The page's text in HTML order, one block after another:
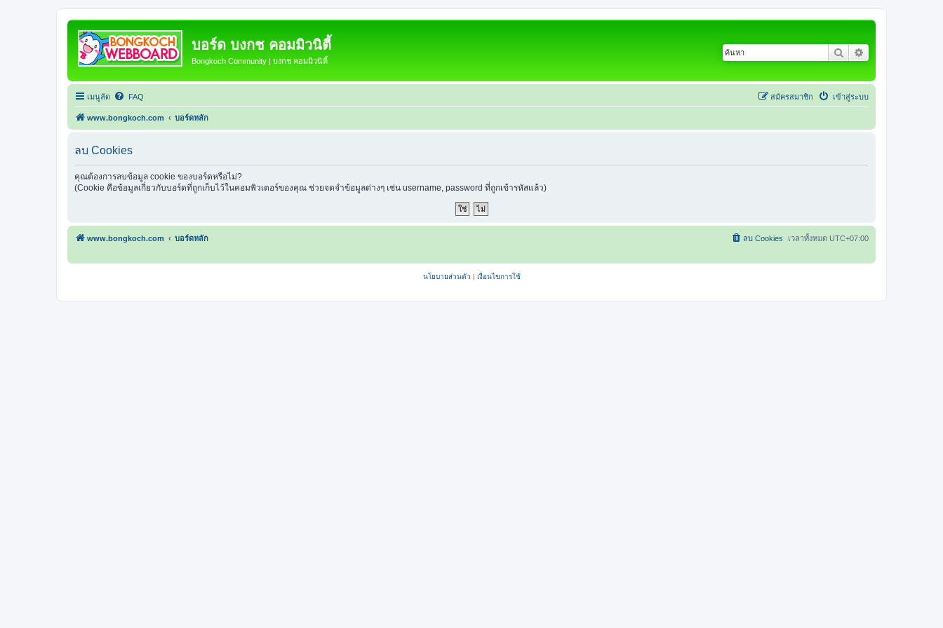
บอร์ด บงกช คอมมิวนิตี้
Bongkoch Community | บงกช คอมมิวนิตี้
ค้นหา
เมนูลัด FAQ เข้าสู่ระบบ
สมัครสมาชิก
www.bongkoch.com บอร์ดหลัก
ลบ Cookies
คุณต้องการลบข้อมูล cookie ของบอร์ดหรือไม่?
(Cookie คือข้อมูลเกี่ยวกับบอร์ดที่ถูกเก็บไว้ในคอมพิวเตอร์ของคุณ ช่วยจดจำข้อมูลต่างๆ เช่น username, password ที่ถูกเข้ารหัสแล้ว)
www.bongkoch.com บอร์ดหลัก เวลาทั้งหมด UTC+07:00
ลบ Cookies
นโยบายส่วนตัว | เงื่อนไขการใช้